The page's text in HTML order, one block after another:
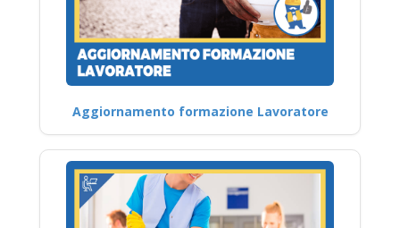
Aggiornamento formazione Lavoratore